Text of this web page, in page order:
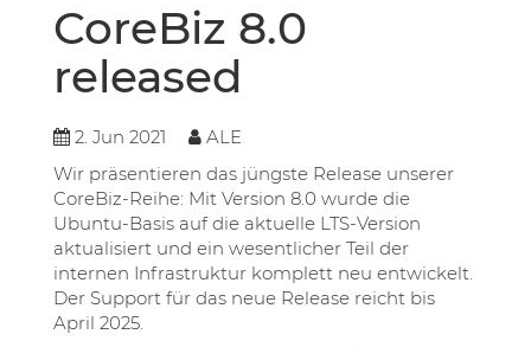
CoreBiz 8.0
released
2. Jun 2021
ALE
Wir präsentieren das jüngste Release unserer
CoreBiz-Reihe: Mit Version 8.0 wurde die
Ubuntu-Basis auf die aktuelle LTS-Version
aktualisiert und ein wesentlicher Teil der
internen Infrastruktur komplett neu entwickelt.
Der Support für das neue Release reicht bis
April 2025.